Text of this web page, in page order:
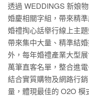
透過 WEDDINGS 新娘
婚慶相關字組，帶來精
婚禮掏心話舉行線上主
帶來集中大量、精準結
外，每年婚禮產業大型
萬筆直客名單，整合進
結合實質購物及網路行
量，體現最佳的 O2O 模